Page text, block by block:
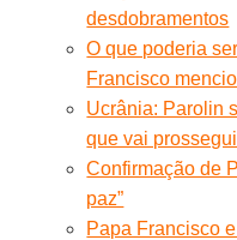
desdobramentos
O que poderia
Francisco
Ucrânia: Parolin
que vai
Confirmação de
paz”
Papa Francisco